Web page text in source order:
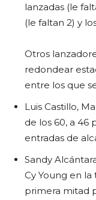
lanzadas (le
(le faltan 2) y
Otros
redondear
entre los que
Luis Castillo,
de los 60, a 46
entradas de
Sandy
Cy Young en
primera mitad